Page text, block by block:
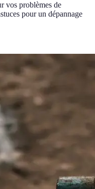
vos problèmes de
pour un dépannage